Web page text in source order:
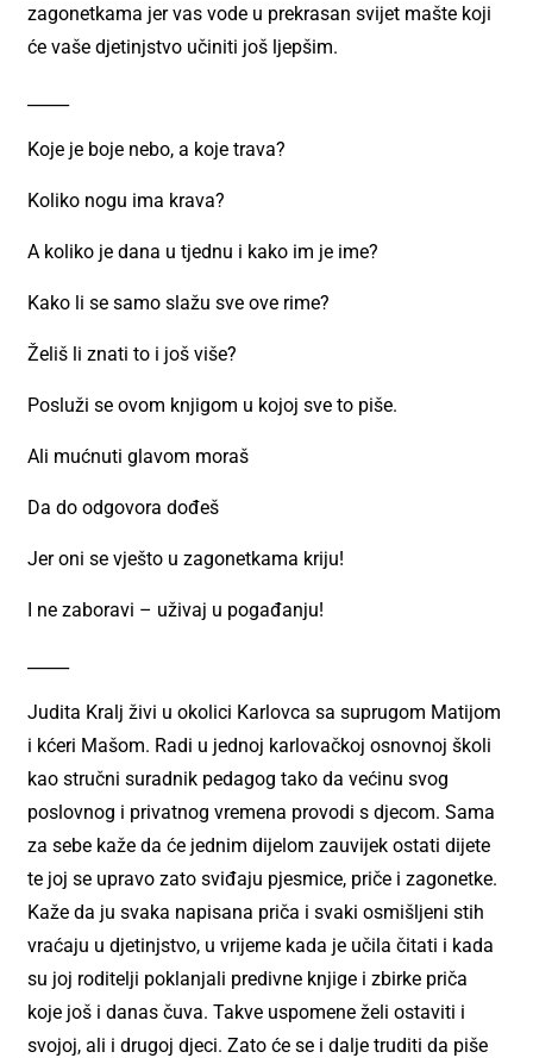
zagonetkama jer vas vode u prekrasan svijet mašte koji
će vaše djetinjstvo učiniti još ljepšim.
Koje je boje nebo, a koje trava?
Koliko nogu ima krava?
A koliko je dana u tjednu i kako im je ime?
Kako li se samo slažu sve ove rime?
Želiš li znati to i još više?
Posluži se ovom knjigom u kojoj sve to piše.
Ali mućnuti glavom moraš
Da do odgovora dođeš
Jer oni se vješto u zagonetkama kriju!
I ne zaboravi – uživaj u pogađanju!
Judita Kralj živi u okolici Karlovca sa suprugom Matijom
i kćeri Mašom. Radi u jednoj karlovačkoj osnovnoj školi
kao stručni suradnik pedagog tako da većinu svog
poslovnog i privatnog vremena provodi s djecom. Sama
za sebe kaže da će jednim dijelom zauvijek ostati dijete
te joj se upravo zato sviđaju pjesmice, priče i zagonetke.
Kaže da ju svaka napisana priča i svaki osmišljeni stih
vraćaju u djetinjstvo, u vrijeme kada je učila čitati i kada
su joj roditelji poklanjali predivne knjige i zbirke priča
koje još i danas čuva. Takve uspomene želi ostaviti i
svojoj, ali i drugoj djeci. Zato će se i dalje truditi da piše